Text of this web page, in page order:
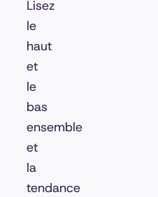
Lisez
le
haut
et
le
bas
ensemble
et
la
tendance